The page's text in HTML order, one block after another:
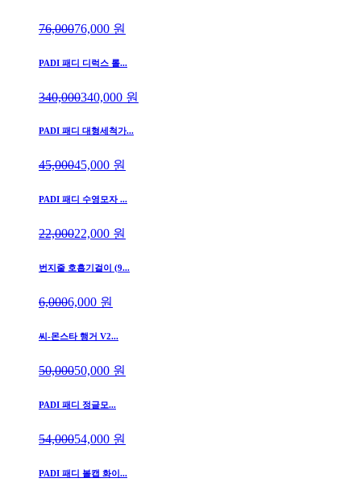
76,00076,000 원
PADI 패디 디럭스 롤...
340,000340,000 원
PADI 패디 대형세척가...
45,00045,000 원
PADI 패디 수영모자 ...
22,00022,000 원
번지줄 호흡기걸이 (9...
6,0006,000 원
씨-몬스타 행거 V2...
50,00050,000 원
PADI 패디 정글모...
54,00054,000 원
PADI 패디 볼캡 화이...